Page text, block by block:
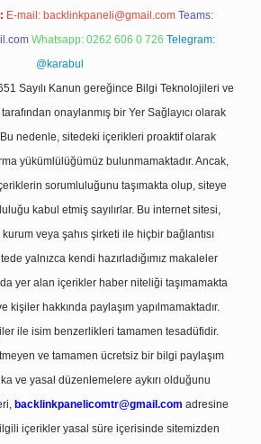
E-mail: backlinkpaneli@gmail.com Teams:
Whatsapp: 0262 606 0 726 Telegram:
@karabul
Sayılı Kanun gereğince Bilgi Teknolojileri ve
onaylanmış bir Yer Sağlayıcı olarak
nedenle, sitedeki içerikleri proaktif olarak
yükümlülüğümüz bulunmamaktadır. Ancak,
sorumluluğunu taşımakta olup, siteye
kabul etmiş sayılırlar. Bu internet sitesi,
veya şahıs şirketi ile hiçbir bağlantısı
yalnızca kendi hazırladığımız makaleler
yer alan içerikler haber niteliği taşımamakta
kişiler hakkında paylaşım yapılmamaktadır.
ile isim benzerlikleri tamamen tesadüfidir.
ve tamamen ücretsiz bir bilgi paylaşım
ve yasal düzenlemelere aykırı olduğunu
backlinkpanelicomtr@gmail.com adresine
içerikler yasal süre içerisinde sitemizden